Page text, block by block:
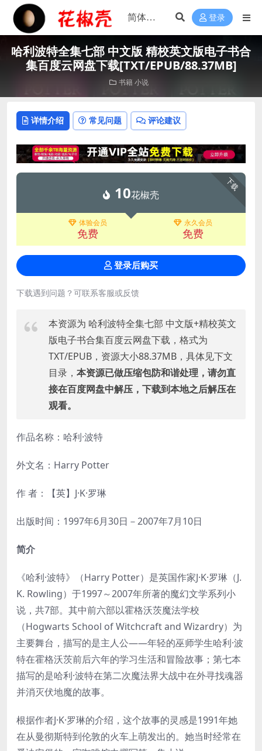
登录
哈利波特全集七部 中文版 精校英文版电子书合
集百度云网盘下载[TXT/EPUB/88.37MB]
书籍 小说
详情介绍 常见问题 评论建议
下载
10花椒壳
体验会员
免费
永久会员
免费
登录后购买
下载遇到问题？可联系客服或反馈
本资源为 哈利波特全集七部 中文版+精校英文
版电子书合集百度云网盘下载，格式为
TXT/EPUB，资源大小88.37MB，具体见下文
目录， 本资源已做压缩包防和谐处理，请勿直
接在百度网盘中解压，下载到本地之后解压在
观看。
作品名称：哈利·波特
外文名：Harry Potter
作 者：【英】J·K·罗琳
出版时间：1997年6月30日－2007年7月10日
简介
《哈利·波特》（Harry Potter）是英国作家J·K·罗琳（J.
K. Rowling）于1997～2007年所著的魔幻文学系列小
说，共7部。其中前六部以霍格沃茨魔法学校
（Hogwarts School of Witchcraft and Wizardry）为
主要舞台，描写的是主人公——年轻的巫师学生哈利·波
特在霍格沃茨前后六年的学习生活和冒险故事；第七本
描写的是哈利·波特在第二次魔法界大战中在外寻找魂器
并消灭伏地魔的故事。
根据作者J·K·罗琳的介绍，这个故事的灵感是1991年她
在从曼彻斯特到伦敦的火车上萌发出的。她当时经常在